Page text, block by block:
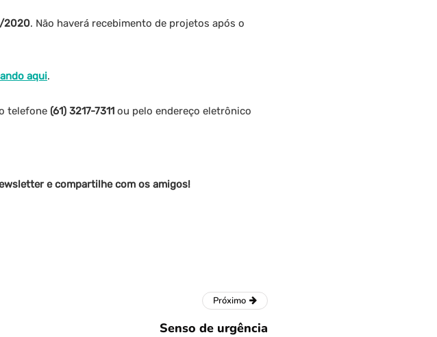
2020. Não haverá recebimento de projetos após o
aqui.
telefone (61) 3217-7311 ou pelo endereço eletrônico
e compartilhe com os amigos!
Próximo
Senso de urgência